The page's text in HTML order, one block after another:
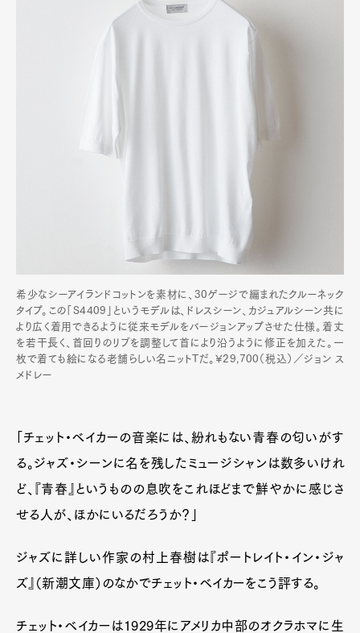
希少なシーアイランドコットンを素材に、30ゲージで編まれたクルーネック
タイプ。この「S4409」というモデルは、ドレスシーン、カジュアルシーン共に
より広く着用できるように従来モデルをバージョンアップさせた仕様。着丈
を若干長く、首回りのリブを調整して首により沿うように修正を加えた。一
枚で着ても絵になる老舗らしい名ニットTだ。¥29,700（税込）／ジョン ス
メドレー
「チェット・ベイカーの音楽には、紛れもない青春の匂いがす
る。ジャズ・シーンに名を残したミュージシャンは数多いけれ
ど、『青春』というものの息吹をこれほどまで鮮やかに感じさ
せる人が、ほかにいるだろうか？」
ジャズに詳しい作家の村上春樹は『ポートレイト・イン・ジャ
ズ』（新潮文庫）のなかでチェット・ベイカーをこう評する。
チェット・ベイカーは1929年にアメリカ中部のオクラホマに生